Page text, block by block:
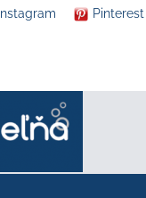
Instagram Pinterest